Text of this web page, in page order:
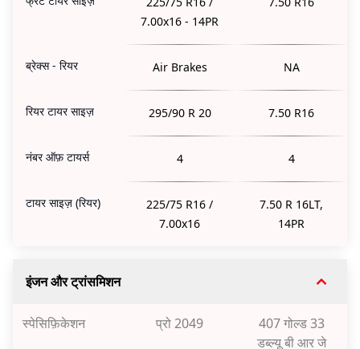
7.00x16 - 14PR
ब्रेक्स - रियर Air Brakes NA
रियर टायर साइज़ 295/90 R 20 7.50 R16
नंबर ऑफ़ टायर्स 4 4
टायर साइज़ (रियर)
225/75 R16 /
7.00x16
7.50 R 16LT,
14PR
इंजन और ट्रांसमिशन
स्पेसिफ़िकेशन प्रो 2049
407 गोल्ड 33
डब्ल्यू बी आर जे